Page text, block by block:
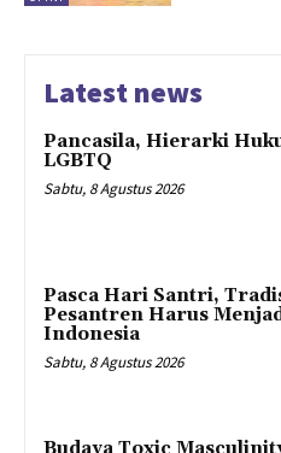
Latest news
Pancasila, Hierarki
LGBTQ
Sabtu, 8 Agustus 2026
Pasca Hari Santri,
Pesantren Harus
Indonesia
Sabtu, 8 Agustus 2026